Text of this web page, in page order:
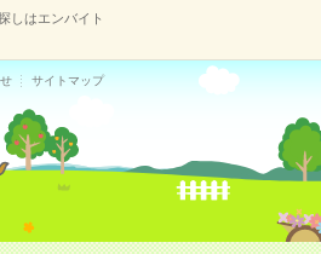
しはエンバイト
サイトマップ